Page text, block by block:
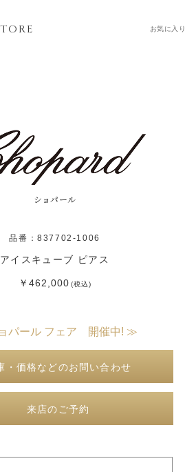
お気に入り
ショパール
品番：837702-1006
アイスキューブ ピアス
￥462,000(税込)
パール フェア 開催中! ≫
・価格などのお問い合わせ
来店のご予約